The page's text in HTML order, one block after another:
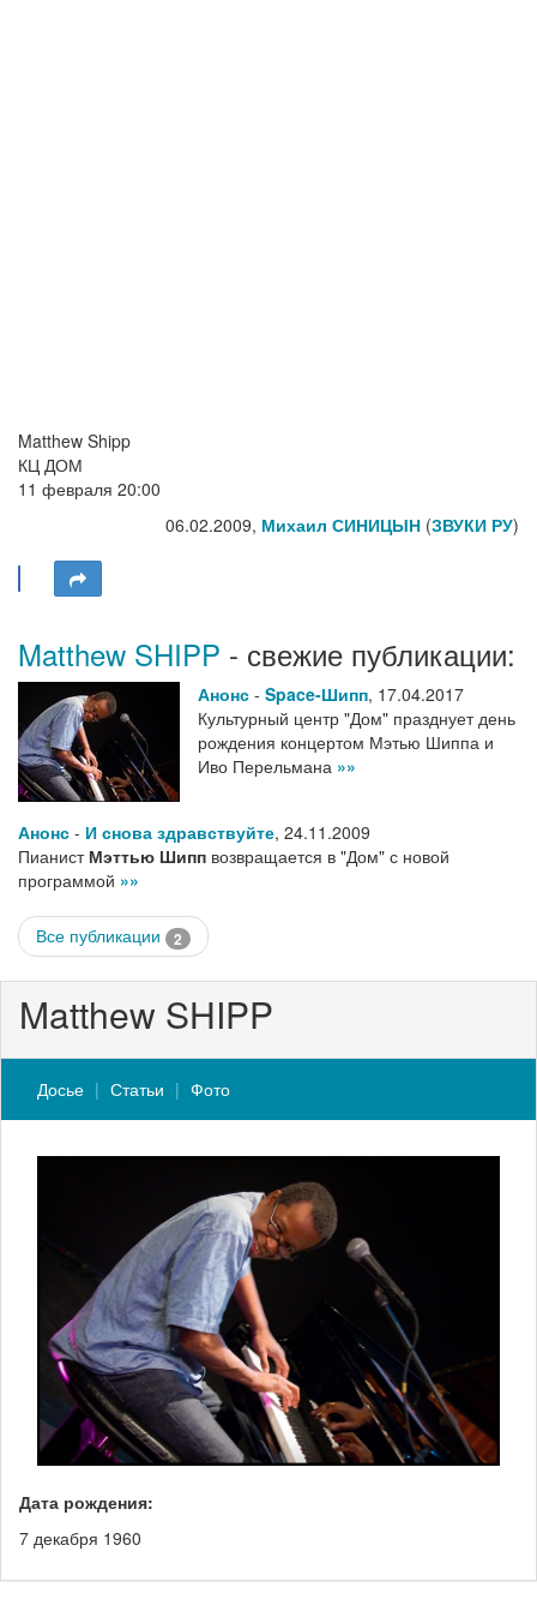
Matthew Shipp
КЦ ДОМ
11 февраля 20:00
06.02.2009, Михаил СИНИЦЫН (ЗВУКИ РУ)
Matthew SHIPP - свежие публикации:
Анонс - Space-Шипп, 17.04.2017
Культурный центр "Дом" празднует день
рождения концертом Мэтью Шиппа и
Иво Перельмана »»
Анонс - И снова здравствуйте, 24.11.2009
Пианист Мэттью Шипп возвращается в "Дом" с новой
программой »»
Все публикации 2
Matthew SHIPP
Досье Статьи Фото
Дата рождения:
7 декабря 1960